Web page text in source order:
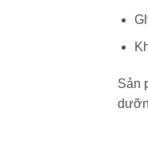
Sản